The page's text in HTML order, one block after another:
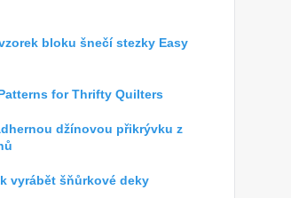
bloku šnečí stezky Easy
for Thrifty Quilters
džínovou přikrývku z
vyrábět šňůrkové deky